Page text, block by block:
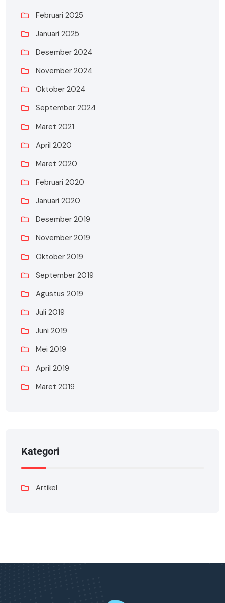
Februari 2025
Januari 2025
Desember 2024
November 2024
Oktober 2024
September 2024
Maret 2021
April 2020
Maret 2020
Februari 2020
Januari 2020
Desember 2019
November 2019
Oktober 2019
September 2019
Agustus 2019
Juli 2019
Juni 2019
Mei 2019
April 2019
Maret 2019
Kategori
Artikel